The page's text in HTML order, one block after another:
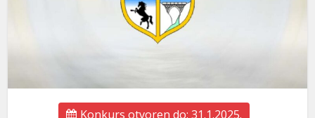
Konkurs otvoren do: 31.1.2025.